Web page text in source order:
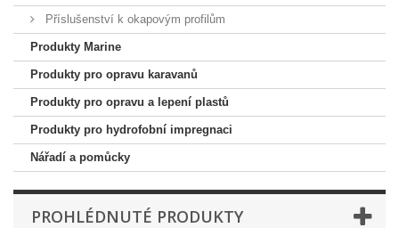
Příslušenství k okapovým profilům
Produkty Marine
Produkty pro opravu karavanů
Produkty pro opravu a lepení plastů
Produkty pro hydrofobní impregnaci
Nářadí a pomůcky
PROHLÉDNUTÉ PRODUKTY